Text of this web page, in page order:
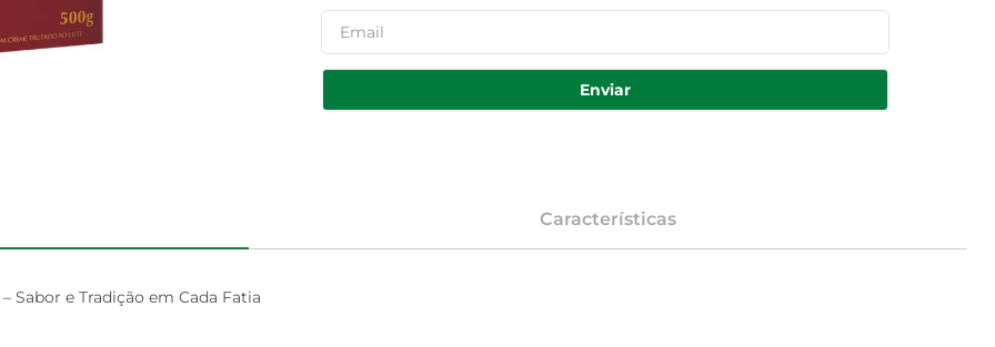
Enviar
Características
Sabor e Tradição em Cada Fatia